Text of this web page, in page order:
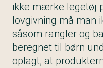
ikke mærke legetøj
lovgivning må man
såsom rangler og
beregnet til børn
oplagt, at